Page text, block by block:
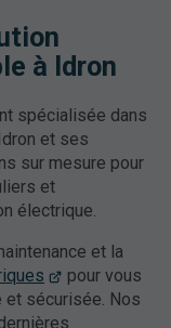
à Idron
spécialisée dans
et ses
sur mesure pour
et
électrique.
et la
pour vous
et sécurisée. Nos